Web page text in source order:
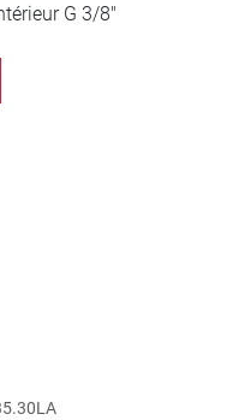
G 3/8"